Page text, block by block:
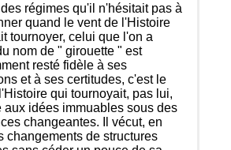
régimes qu'il n'hésitait pas à
quand le vent de l'Histoire
tournoyer, celui que l'on a
nom de " girouette " est
resté fidèle à ses
et à ses certitudes, c'est le
qui tournoyait, pas lui,
aux idées immuables sous des
changeantes. Il vécut, en
changements de structures